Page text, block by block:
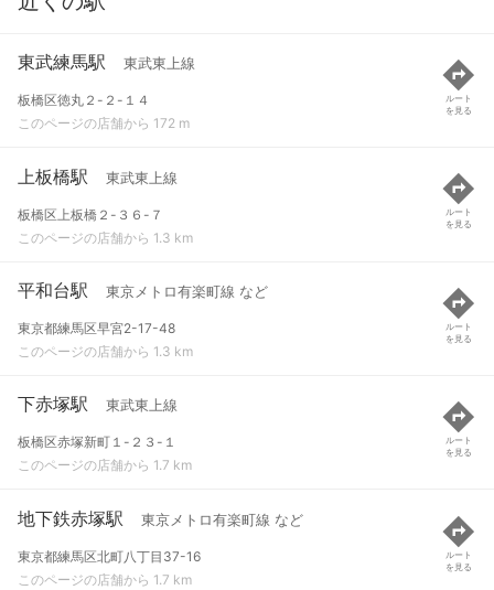
東武練馬駅 東武東上線
板橋区徳丸２-２-１４
このページの店舗から 172 m
ルート
を見る
上板橋駅 東武東上線
板橋区上板橋２-３６-７
このページの店舗から 1.3 km
ルート
を見る
平和台駅 東京メトロ有楽町線 など
東京都練馬区早宮2-17-48
このページの店舗から 1.3 km
ルート
を見る
下赤塚駅 東武東上線
板橋区赤塚新町１-２３-１
このページの店舗から 1.7 km
ルート
を見る
地下鉄赤塚駅 東京メトロ有楽町線 など
東京都練馬区北町八丁目37-16
このページの店舗から 1.7 km
ルート
を見る